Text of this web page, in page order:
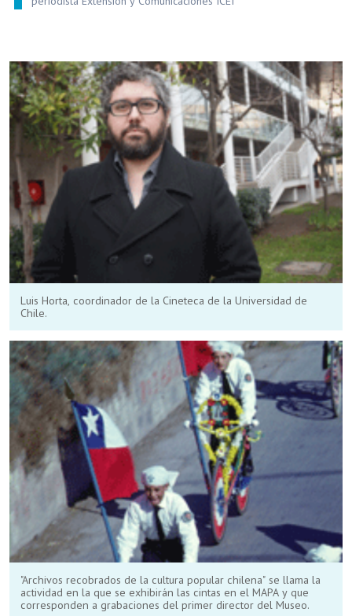
Luis Horta, coordinador de la Cineteca de la Universidad de
Chile.
"Archivos recobrados de la cultura popular chilena" se llama la
actividad en la que se exhibirán las cintas en el MAPA y que
corresponden a grabaciones del primer director del Museo.